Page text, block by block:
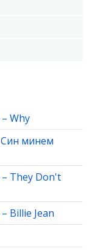
– Why
Син минем
– They Don't
– Billie Jean